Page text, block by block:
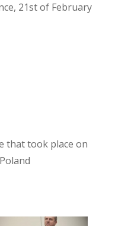
21st of February
that took place on